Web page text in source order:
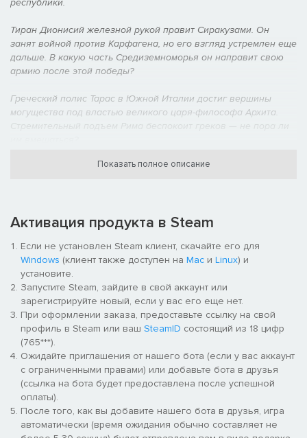
Тиран Дионисий железной рукой правит Сиракузами. Он
занят войной против Карфагена, но его взгляд устремлен еще
дальше. В какую часть Средиземноморья он направит свою
армию после этой победы?
Греческий полис Тарас в Южной Италии достиг вершины
могущества под властью великого царя-философа Архита.
Стремительный подъем Рима беспокоит греков — не пора ли
Тем временем Марк Фурий Камилл добивается полномочий
В истории человечества переломный момент. Это время
Республике пора добиться величия.
Новая кампания Total War: ROME II — Rise of the Republic
повествует о событиях IV века до н. э. Ее действие
разворачивается на подробной карте Италии и окружающих
Показать полное описание
Активация продукта в Steam
Если не установлен Steam клиент, скачайте его для
Windows (клиент также доступен на Mac и Linux) и
установите.
Запустите Steam, зайдите в свой аккаунт или
зарегистрируйте новый, если у вас его еще нет.
При оформлении заказа, предоставьте ссылку на свой
профиль в Steam или ваш SteamID состоящий из 18 цифр
(765***).
Ожидайте приглашения от нашего бота (если у вас аккаунт
с ограниченными правами) или добавьте бота в друзья
(ссылка на бота будет предоставлена после успешной
оплаты).
После того, как вы добавите нашего бота в друзья, игра
автоматически (время ожидания обычно составляет не